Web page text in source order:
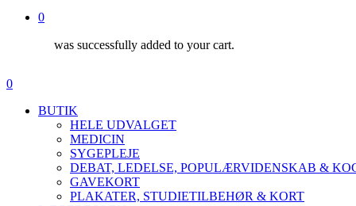
0
was successfully added to your cart.
Menu
search
0
BUTIK
HELE UDVALGET
MEDICIN
SYGEPLEJE
DEBAT, LEDELSE, POPULÆRVIDENSKAB &
GAVEKORT
PLAKATER, STUDIETILBEHØR & KORT